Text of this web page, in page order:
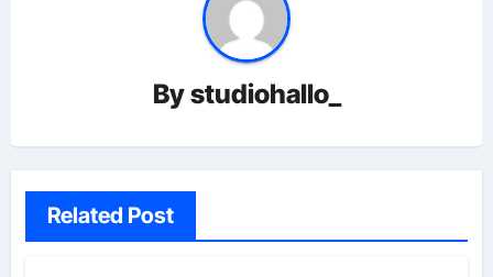
Bystudiohallo_
Related Post